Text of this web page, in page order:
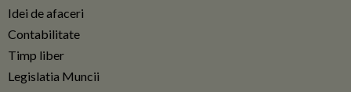
Idei de afaceri
Contabilitate
Timp liber
Legislatia Muncii